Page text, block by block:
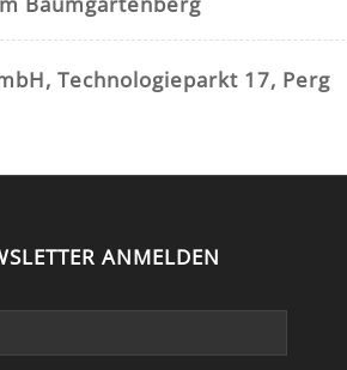
Technologieparkt 17, Perg
ANMELDEN